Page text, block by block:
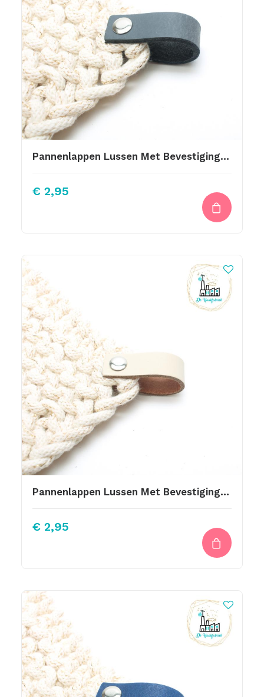
Pannenlappen Lussen Met Bevestiging Schroef Antraciet/ Grijs
€ 2,95
Pannenlappen Lussen Met Bevestiging Schroef Ecru
€ 2,95